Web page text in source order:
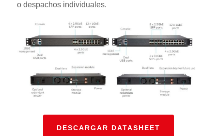
o despachos individuales.
DESCARGAR DATASHEET